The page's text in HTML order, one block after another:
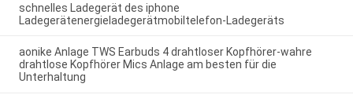
schnelles Ladegerät des iphone
Ladegerätenergieladegerätmobiltelefon-Ladegeräts
aonike Anlage TWS Earbuds 4 drahtloser Kopfhörer-wahre
drahtlose Kopfhörer Mics Anlage am besten für die
Unterhaltung